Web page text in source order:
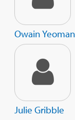
Owain Yeoman
Julie Gribble